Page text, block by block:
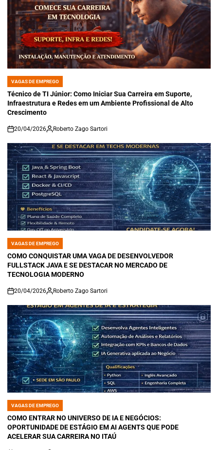
POSTED
IN
VAGAS DE EMPREGO
Técnico de TI Júnior: Como Iniciar Sua Carreira em Suporte,
Infraestrutura e Redes em um Ambiente Profissional de Alto
Crescimento
on
20/04/2026 Roberto Zago Sartori
POSTED
IN
VAGAS DE EMPREGO
COMO CONQUISTAR UMA VAGA DE DESENVOLVEDOR
FULLSTACK JAVA E SE DESTACAR NO MERCADO DE
TECNOLOGIA MODERNO
on
20/04/2026 Roberto Zago Sartori
POSTED
IN
VAGAS DE EMPREGO
COMO ENTRAR NO UNIVERSO DE IA E NEGÓCIOS:
OPORTUNIDADE DE ESTÁGIO EM AI AGENTS QUE PODE
ACELERAR SUA CARREIRA NO ITAÚ